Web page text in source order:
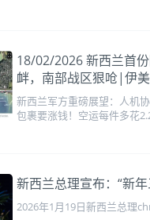
18/02/2026 新西兰首
衅，南部战区狠呛|伊
新西兰军方重磅展望：人机
包裹要涨钱！空运每件多花
新西兰总理宣布：“新
2026年1月19日新西兰总理